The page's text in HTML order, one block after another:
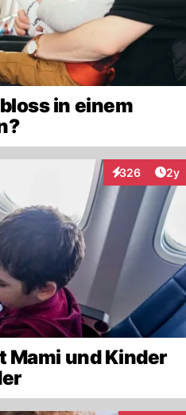
in einem
326
Interaktionen
2y
und Kinder